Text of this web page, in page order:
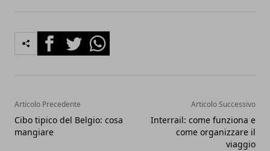
FacebookTwitterWhatsapp
Articolo Precedente
Cibo tipico del Belgio: cosa
mangiare
Articolo Successivo
Interrail: come funziona e
come organizzare il
viaggio